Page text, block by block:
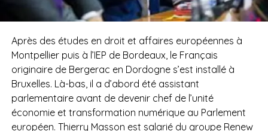
Après des études en droit et affaires européennes à
Montpellier puis à l’IEP de Bordeaux, le Français
originaire de Bergerac en Dordogne s’est installé à
Bruxelles. Là-bas, il a d’abord été assistant
parlementaire avant de devenir chef de l’unité
économie et transformation numérique au Parlement
européen. Thierry Masson est salarié du groupe Renew